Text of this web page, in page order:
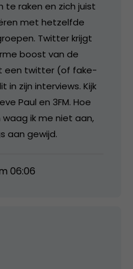
te raken en zich juist
met hetzelfde
Twitter krijgt
boost van de
een twitter (of fake-
zijn interviews. Kijk
Paul en 3FM. Hoe
ik me niet aan,
aan gewijd.
06:06